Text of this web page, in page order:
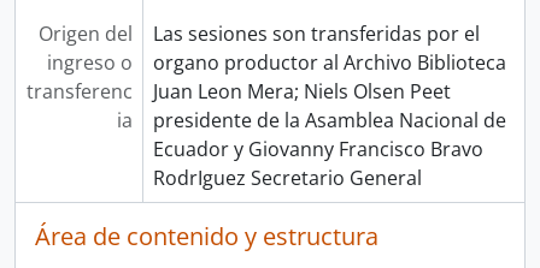
Origen del
ingreso o
transferenc
ia
Las sesiones son transferidas por el
organo productor al Archivo Biblioteca
Juan Leon Mera; Niels Olsen Peet
presidente de la Asamblea Nacional de
Ecuador y Giovanny Francisco Bravo
RodrIguez Secretario General
Área de contenido y estructura